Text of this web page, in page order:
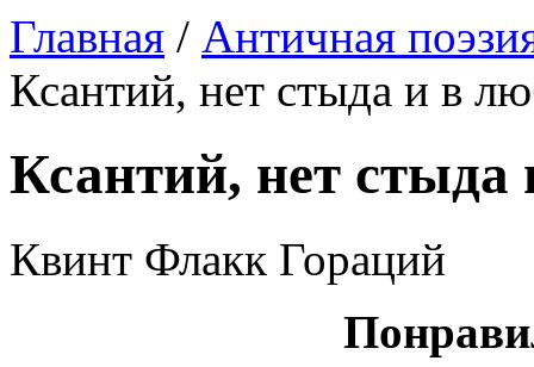
Главная / Античная
Ксантий, нет стыда и в
Ксантий, нет
Квинт Флакк Гораций